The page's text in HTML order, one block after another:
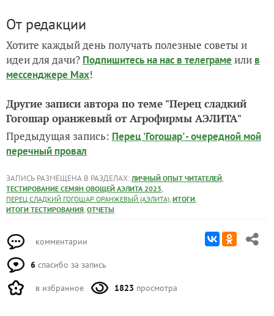
От редакции
Хотите каждый день получать полезные советы и
идеи для дачи? Подпишитесь на нас в телеграме или в
мессенджере Max!
Другие записи автора по теме "Перец сладкий
Гогошар оранжевый от Агрофирмы АЭЛИТА"
Предыдущая запись: Перец 'Гогошар' - очередной мой
перечный провал
ЗАПИСЬ РАЗМЕЩЕНА В РАЗДЕЛАХ: ЛИЧНЫЙ ОПЫТ ЧИТАТЕЛЕЙ,
ТЕСТИРОВАНИЕ СЕМЯН ОВОЩЕЙ АЭЛИТА 2023,
ПЕРЕЦ СЛАДКИЙ ГОГОШАР ОРАНЖЕВЫЙ (АЭЛИТА), ИТОГИ,
ИТОГИ ТЕСТИРОВАНИЯ, ОТЧЕТЫ
комментарии
6 спасибо за запись
в избранное 1823 просмотра